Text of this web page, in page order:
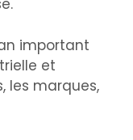
important
et
les marques,